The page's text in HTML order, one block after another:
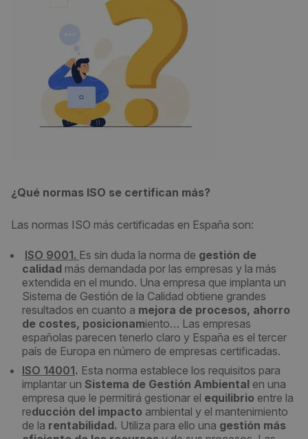
¿Qué normas ISO se certifican más?
Las normas ISO más certificadas en España son:
ISO 9001. Es sin duda la norma de gestión de
calidad más demandada por las empresas y la más
extendida en el mundo. Una empresa que implanta un
Sistema de Gestión de la Calidad obtiene grandes
resultados en cuanto a mejora de procesos, ahorro
de costes, posicionamiento… Las empresas
españolas parecen tenerlo claro y España es el tercer
país de Europa en número de empresas certificadas.
ISO 14001. Esta norma establece los requisitos para
implantar un Sistema de Gestión Ambiental en una
empresa que le permitirá gestionar el equilibrio entre la
reducción del impacto ambiental y el mantenimiento
de la rentabilidad. Utiliza para ello una gestión más